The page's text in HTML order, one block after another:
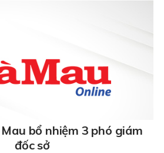
bổ nhiệm 3 phó giám
đốc sở